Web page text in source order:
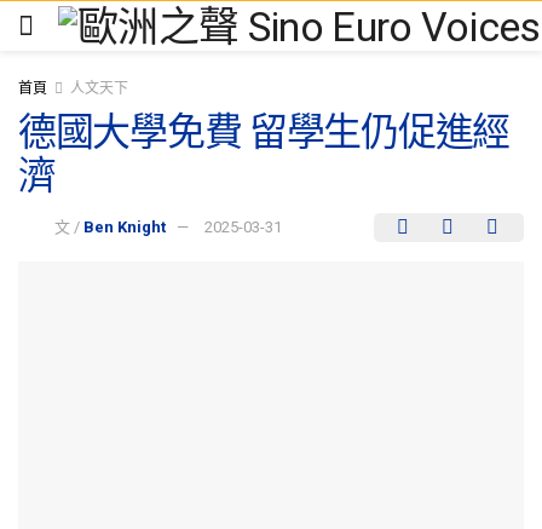
首頁 人文天下
德國大學免費 留學生仍促進經
濟
文 / Ben Knight 2025-03-31